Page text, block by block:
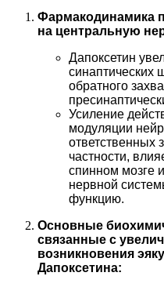
Фармакодинамика
на центральную
Дапоксетин
синаптических
обратного
Усиление
модуляции
ответственных
частности,
спинном мозге
нервной
функцию.
Основные
связанные с
возникновения
Дапоксетина: